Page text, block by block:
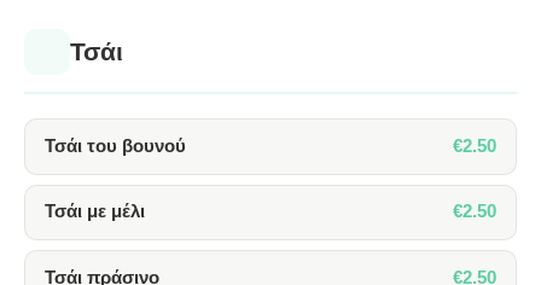
Τσάι
Τσάι του βουνού €2.50
Τσάι με μέλι €2.50
Τσάι πράσινο €2.50